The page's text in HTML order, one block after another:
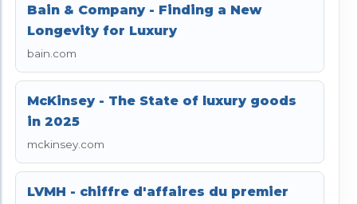
Bain & Company - Finding a New
Longevity for Luxury
bain.com
McKinsey - The State of luxury goods
in 2025
mckinsey.com
LVMH - chiffre d'affaires du premier